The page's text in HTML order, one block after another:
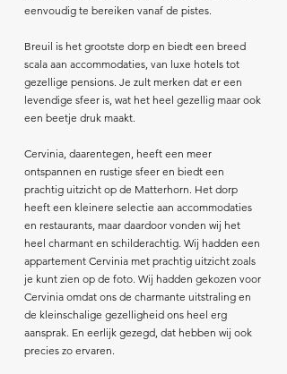
eenvoudig te bereiken vanaf de pistes.
Breuil is het grootste dorp en biedt een breed
scala aan accommodaties, van luxe hotels tot
gezellige pensions. Je zult merken dat er een
levendige sfeer is, wat het heel gezellig maar ook
een beetje druk maakt.
Cervinia, daarentegen, heeft een meer
ontspannen en rustige sfeer en biedt een
prachtig uitzicht op de Matterhorn. Het dorp
heeft een kleinere selectie aan accommodaties
en restaurants, maar daardoor vonden wij het
heel charmant en schilderachtig. Wij hadden een
appartement Cervinia met prachtig uitzicht zoals
je kunt zien op de foto. Wij hadden gekozen voor
Cervinia omdat ons de charmante uitstraling en
de kleinschalige gezelligheid ons heel erg
aansprak. En eerlijk gezegd, dat hebben wij ook
precies zo ervaren.